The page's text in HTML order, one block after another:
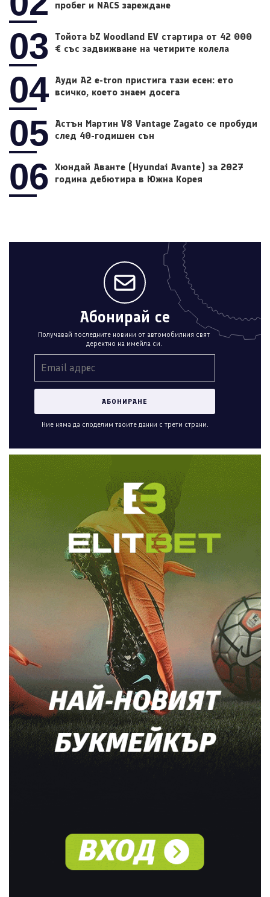
пробег и NACS зареждане
03
Тойота bZ Woodland EV стартира от 42 000
€ със задвижване на четирите колела
04 Ауди A2 e-tron пристига тази есен: ето
всичко, което знаем досега
05
Астън Мартин V8 Vantage Zagato се пробуди
след 40-годишен сън
06
Хюндай Аванте (Hyundai Avante) за 2027
година дебютира в Южна Корея
Абонирай се
Получавай последните новини от автомобилния свят
деректно на имейла си.
Ние няма да споделим твоите данни с трети страни.